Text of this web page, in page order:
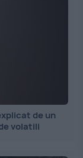
de un
volatili